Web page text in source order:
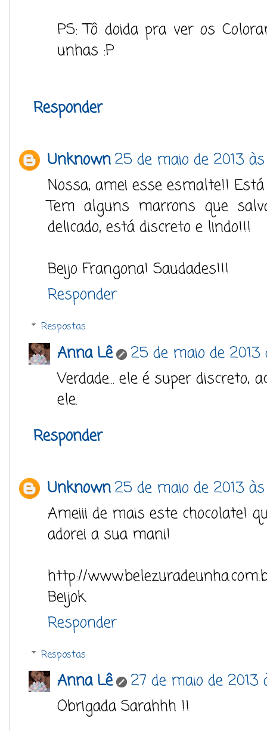
PS: Tô doida pra ver os
unhas :P
Responder
Unknown25 de maio de 2013 às
Nossa, amei esse esmalte!!
Tem alguns marrons que
delicado, está discreto e lindo!!!
Beijo Frangona! Saudades!!!
Responder
Respostas
Anna Lê
25 de maio de 2013
Verdade... ele é super discreto,
ele.
Responder
Unknown25 de maio de 2013
Ameiii de mais este chocolate!
adorei a sua mani!
http://
Beijok
Responder
Respostas
Anna Lê
27 de maio de 2013
Obrigada Sarahhh !!